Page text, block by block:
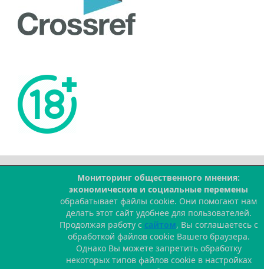
Мониторинг общественного мнения:
экономические и социальные перемены
обрабатывает файлы cookie. Они помогают нам
делать этот сайт удобнее для пользователей.
Продолжая работу с сайтом, Вы соглашаетесь с
обработкой файлов cookie Вашего браузера.
Однако Вы можете запретить обработку
некоторых типов файлов cookie в настройках